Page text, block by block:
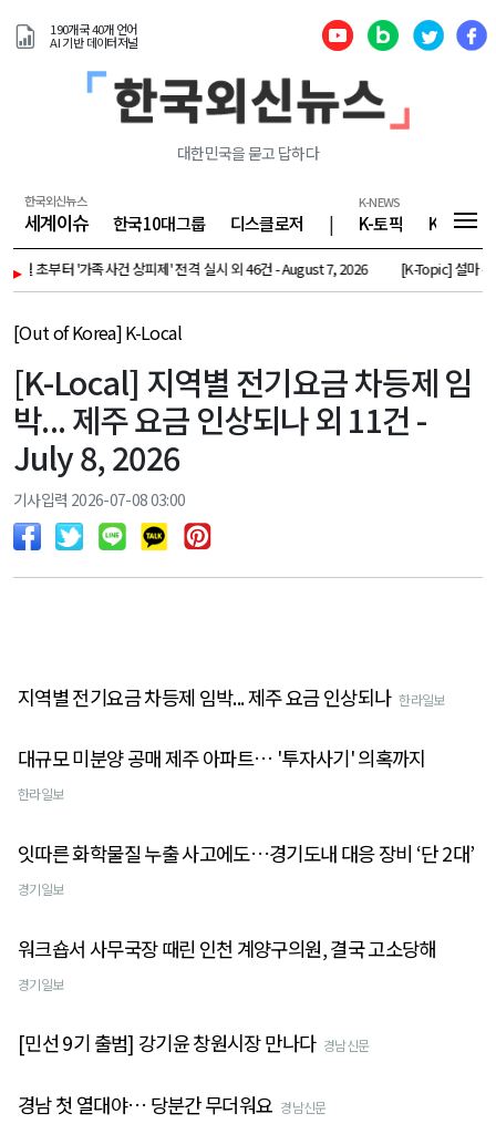
190개국 40개 언어
AI 기반 데이터저널
대한민국을 묻고 답하다
한국외신뉴스
세계이슈 한국10대그룹 디스클로저 |
K-NEWS
K-토픽 K-기업
▸
초부터 '가족사건 상피제' 전격 실시 외 46건 - August 7, 2026 [K-Topic] 설마 우
[Out of Korea] K-Local
[K-Local] 지역별 전기요금 차등제 임
박... 제주 요금 인상되나 외 11건 -
July 8, 2026
기사입력 2026-07-08 03:00
지역별 전기요금 차등제 임박... 제주 요금 인상되나 한라일보
대규모 미분양 공매 제주 아파트… '투자사기' 의혹까지
한라일보
잇따른 화학물질 누출 사고에도…경기도내 대응 장비 ‘단 2대’
경기일보
워크숍서 사무국장 때린 인천 계양구의원, 결국 고소당해
경기일보
[민선 9기 출범] 강기윤 창원시장 만나다 경남신문
경남 첫 열대야… 당분간 무더워요 경남신문